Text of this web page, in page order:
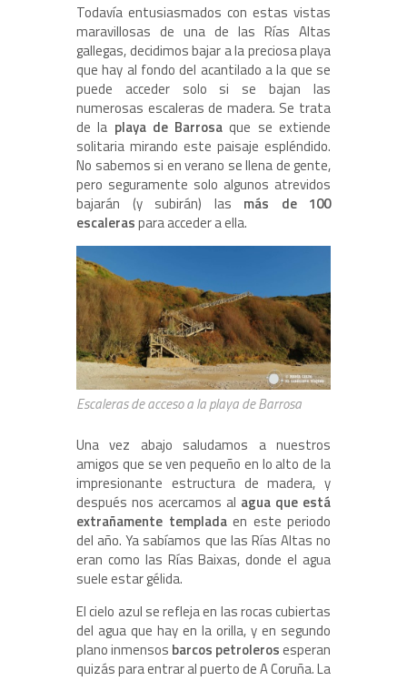
Todavía entusiasmados con estas vistas
maravillosas de una de las Rías Altas
gallegas, decidimos bajar a la preciosa playa
que hay al fondo del acantilado a la que se
puede acceder solo si se bajan las
numerosas escaleras de madera. Se trata
de la playa de Barrosa que se extiende
solitaria mirando este paisaje espléndido.
No sabemos si en verano se llena de gente,
pero seguramente solo algunos atrevidos
bajarán (y subirán) las más de 100
escaleraspara acceder a ella.
Escaleras de acceso a la playa de Barrosa
Una vez abajo saludamos a nuestros
amigos que se ven pequeño en lo alto de la
impresionante estructura de madera, y
después nos acercamos al agua que está
extrañamente templadaen este periodo
del año. Ya sabíamos que las Rías Altas no
eran como las Rías Baixas, donde el agua
suele estar gélida.
El cielo azul se refleja en las rocas cubiertas
del agua que hay en la orilla, y en segundo
plano inmensos barcos petrolerosesperan
quizás para entrar al puerto de A Coruña. La